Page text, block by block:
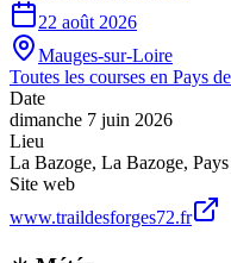
22 août 2026
Mauges-sur-Loire
Toutes les courses en Pays
Date
dimanche 7 juin 2026
Lieu
La Bazoge, La Bazoge,
Site web
www.traildesforges72.fr